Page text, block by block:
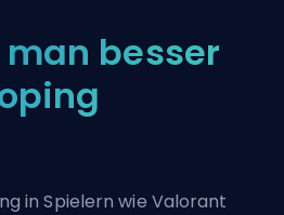
besser
in Spielern wie Valorant